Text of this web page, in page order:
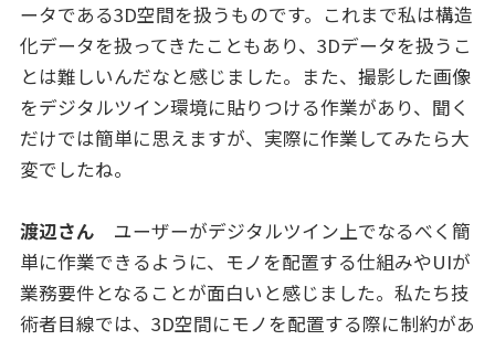
ータである3D空間を扱うものです。これまで私は構造
化データを扱ってきたこともあり、3Dデータを扱うこ
とは難しいんだなと感じました。また、撮影した画像
をデジタルツイン環境に貼りつける作業があり、聞く
だけでは簡単に思えますが、実際に作業してみたら大
変でしたね。
渡辺さん ユーザーがデジタルツイン上でなるべく簡
単に作業できるように、モノを配置する仕組みやUIが
業務要件となることが面白いと感じました。私たち技
術者目線では、3D空間にモノを配置する際に制約があ